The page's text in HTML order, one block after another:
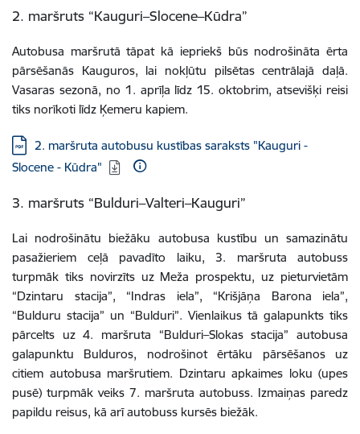
2. maršruts “Kauguri–Slocene–Kūdra”
Autobusa maršrutā tāpat kā iepriekš būs nodrošināta ērta
pārsēšanās Kauguros, lai nokļūtu pilsētas centrālajā daļā.
Vasaras sezonā, no 1. aprīļa līdz 15. oktobrim, atsevišķi reisi
tiks norīkoti līdz Ķemeru kapiem.
Lejupielādēt:
2. maršruta autobusu kustības saraksts "Kauguri -
Slocene - Kūdra"
3. maršruts “Bulduri–Valteri–Kauguri”
Lai nodrošinātu biežāku autobusa kustību un samazinātu
pasažieriem ceļā pavadīto laiku, 3. maršruta autobuss
turpmāk tiks novirzīts uz Meža prospektu, uz pieturvietām
“Dzintaru stacija”, “Indras iela”, “Krišjāņa Barona iela”,
“Bulduru stacija” un “Bulduri”. Vienlaikus tā galapunkts tiks
pārcelts uz 4. maršruta “Bulduri–Slokas stacija” autobusa
galapunktu Bulduros, nodrošinot ērtāku pārsēšanos uz
citiem autobusa maršrutiem. Dzintaru apkaimes loku (upes
pusē) turpmāk veiks 7. maršruta autobuss. Izmaiņas paredz
papildu reisus, kā arī autobuss kursēs biežāk.